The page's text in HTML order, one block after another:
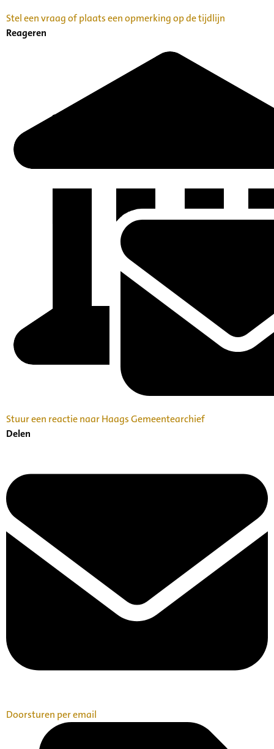
Stel een vraag of plaats een opmerking op de tijdlijn
Reageren
Stuur een reactie naar Haags Gemeentearchief
Delen
Doorsturen per email